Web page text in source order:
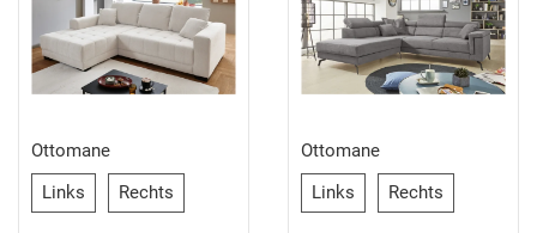
Ottomane
Links LinksRechts
Ottomane
Links LinksRechts